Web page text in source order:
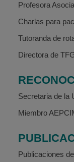
Profesora
Charlas para
Tutoranda de
Directora de
Secretaria de la
Miembro
Publicaciones